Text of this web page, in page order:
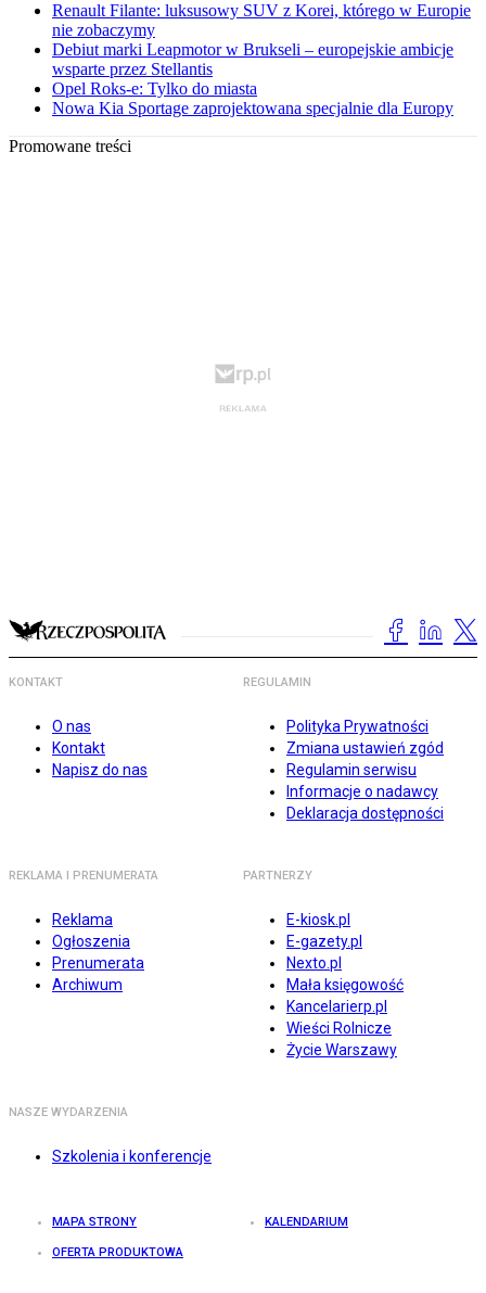
Renault Filante: luksusowy SUV z Korei, którego w Europie
nie zobaczymy
Debiut marki Leapmotor w Brukseli – europejskie ambicje
wsparte przez Stellantis
Opel Roks-e: Tylko do miasta
Nowa Kia Sportage zaprojektowana specjalnie dla Europy
Promowane treści
KONTAKT
O nas
Kontakt
Napisz do nas
REGULAMIN
Polityka Prywatności
Zmiana ustawień zgód
Regulamin serwisu
Informacje o nadawcy
Deklaracja dostępności
REKLAMA I PRENUMERATA
Reklama
Ogłoszenia
Prenumerata
Archiwum
PARTNERZY
E-kiosk.pl
E-gazety.pl
Nexto.pl
Mała księgowość
Kancelarierp.pl
Wieści Rolnicze
Życie Warszawy
NASZE WYDARZENIA
Szkolenia i konferencje
MAPA STRONY KALENDARIUM
OFERTA PRODUKTOWA